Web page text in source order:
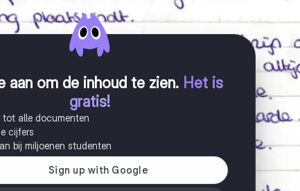
aan om de inhoud te zien. Het is
gratis!
tot alle documenten
cijfers
bij miljoenen studenten